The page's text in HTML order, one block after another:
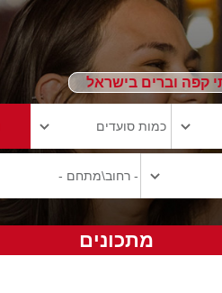
קפה וברים בישראל
מתכונים